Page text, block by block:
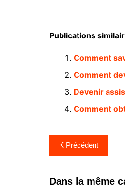
Publications
Comment
Comment
Devenir
Comment
Navigation
de
l’article
Précédent
Dans la même